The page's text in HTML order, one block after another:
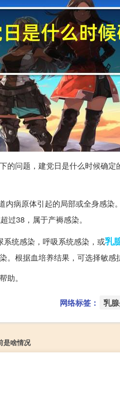
的问题，建党日是什么时候确定
内病原体引起的局部或全身感
过38，属于产褥感染。
统感染，呼吸系统感染，或乳
。根据血培养结果，可选择敏感
助。
网络标签： 乳
是啥情况